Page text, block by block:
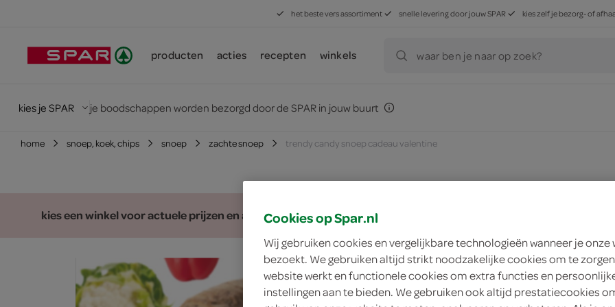
het beste vers assortiment snelle levering door jouw SPAR kies zelf je bezorg- of
producten acties recepten winkels waar ben je naar op zoek?
kies je SPAR je boodschappen worden bezorgd door de SPAR in jouw buurt
home snoep, koek, chips snoep zachte snoep trendy candy snoep cadeau valentine
kies een winkel voor actuele prijzen en assortiment
Trendy Candy
Cookies op Spar.nl
Wij gebruiken cookies en vergelijkbare technologieën wanneer je onze
bezoekt. We gebruiken altijd strikt noodzakelijke cookies om te
website werkt en functionele cookies om extra functies en
instellingen aan te bieden. We gebruiken ook altijd prestatiecookies